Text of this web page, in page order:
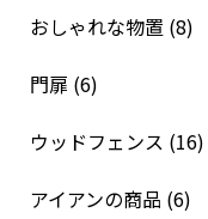
おしゃれな物置 (8)
門扉 (6)
ウッドフェンス (16)
アイアンの商品 (6)